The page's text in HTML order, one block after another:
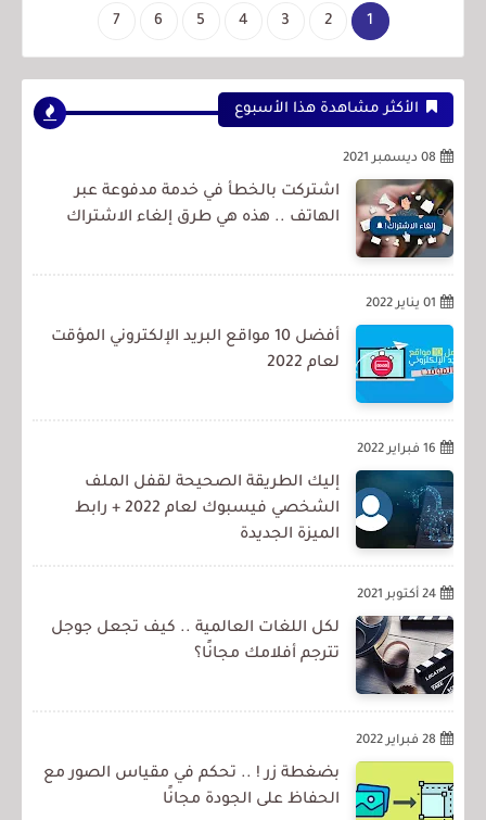
1
2
3
4
5
6
7
الأكثر مشاهدة هذا الأسبوع
08 ديسمبر 2021
اشتركت بالخطأ في خدمة مدفوعة عبر
الهاتف .. هذه هي طرق إلغاء الاشتراك
01 يناير 2022
أفضل 10 مواقع البريد الإلكتروني المؤقت
لعام 2022
16 فبراير 2022
إليك الطريقة الصحيحة لقفل الملف
الشخصي فيسبوك لعام 2022 + رابط
الميزة الجديدة
24 أكتوبر 2021
لكل اللغات العالمية .. كيف تجعل جوجل
تترجم أفلامك مجانًا؟
28 فبراير 2022
بضغطة زر ! .. تحكم في مقياس الصور مع
الحفاظ على الجودة مجانًا